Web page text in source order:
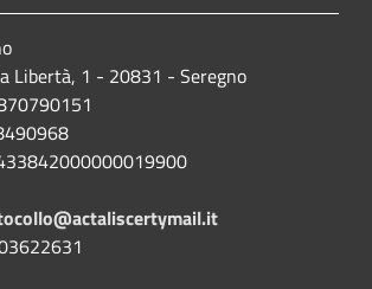
Libertà, 1 - 20831 - Seregno